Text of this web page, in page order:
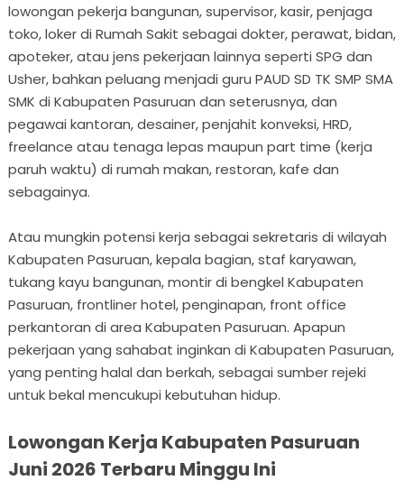
lowongan pekerja bangunan, supervisor, kasir, penjaga
toko, loker di Rumah Sakit sebagai dokter, perawat, bidan,
apoteker, atau jens pekerjaan lainnya seperti SPG dan
Usher, bahkan peluang menjadi guru PAUD SD TK SMP SMA
SMK di Kabupaten Pasuruan dan seterusnya, dan
pegawai kantoran, desainer, penjahit konveksi, HRD,
freelance atau tenaga lepas maupun part time (kerja
paruh waktu) di rumah makan, restoran, kafe dan
sebagainya.
Atau mungkin potensi kerja sebagai sekretaris di wilayah
Kabupaten Pasuruan, kepala bagian, staf karyawan,
tukang kayu bangunan, montir di bengkel Kabupaten
Pasuruan, frontliner hotel, penginapan, front office
perkantoran di area Kabupaten Pasuruan. Apapun
pekerjaan yang sahabat inginkan di Kabupaten Pasuruan,
yang penting halal dan berkah, sebagai sumber rejeki
untuk bekal mencukupi kebutuhan hidup.
Lowongan Kerja Kabupaten Pasuruan
Juni 2026 Terbaru Minggu Ini